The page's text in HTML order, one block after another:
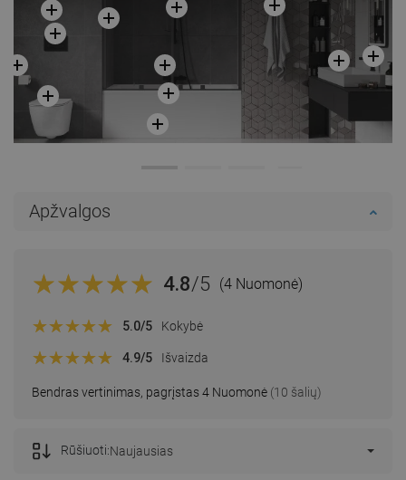
Apžvalgos
4.8/5 (4 Nuomonė)
Bendras vertinimas, pagrįstas 4 Nuomonė (10 šalių)
5.0/5 Kokybė
4.9/5 Išvaizda
Rūšiuoti:Naujausias